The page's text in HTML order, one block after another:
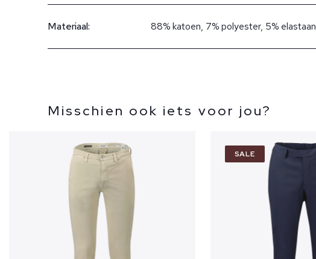
Materiaal: 88% katoen, 7% polyester, 5% elastaan
Misschien ook iets voor jou?
SALE